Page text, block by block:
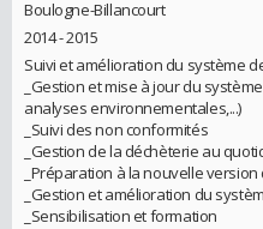
Boulogne-Billancourt
2014 - 2015
Suivi et amélioration du système
_Gestion et mise à jour du
analyses environnementales,...)
_Suivi des non conformités
_Gestion de la déchèterie au
_Préparation à la nouvelle version
_Gestion et amélioration du
_Sensibilisation et formation